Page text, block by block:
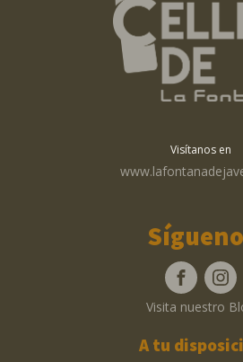
Visítanos en
Visita nuestro
A tu